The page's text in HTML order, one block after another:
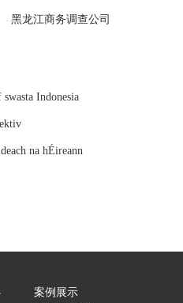
黑龙江商务调查公司
Indonesia
na hÉireann
案例展示